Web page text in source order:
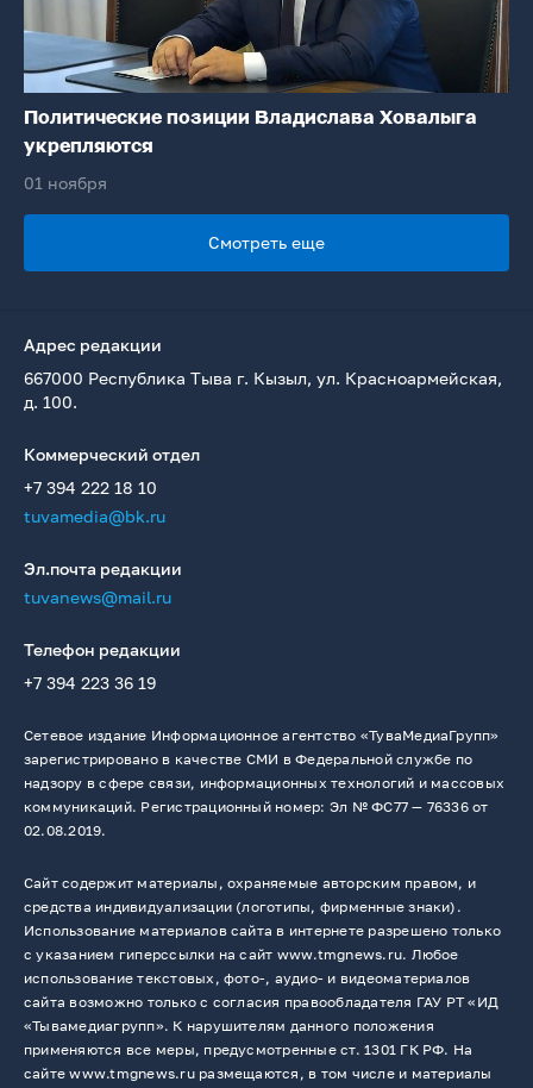
Политические позиции Владислава Ховалыга
укрепляются
01 ноября
Смотреть еще
Адрес редакции
667000 Республика Тыва г. Кызыл, ул. Красноармейская,
д. 100.
Коммерческий отдел
+7 394 222 18 10
tuvamedia@bk.ru
Эл.почта редакции
tuvanews@mail.ru
Телефон редакции
+7 394 223 36 19
Сетевое издание Информационное агентство «ТуваМедиаГрупп»
зарегистрировано в качестве СМИ в Федеральной службе по
надзору в сфере связи, информационных технологий и массовых
коммуникаций. Регистрационный номер: Эл № ФС77 — 76336 от
02.08.2019.
Сайт содержит материалы, охраняемые авторским правом, и
средства индивидуализации (логотипы, фирменные знаки).
Использование материалов сайта в интернете разрешено только
с указанием гиперссылки на сайт www.tmgnews.ru. Любое
использование текстовых, фото-, аудио- и видеоматериалов
сайта возможно только с согласия правообладателя ГАУ РТ «ИД
«Тывамедиагрупп». К нарушителям данного положения
применяются все меры, предусмотренные ст. 1301 ГК РФ. На
сайте www.tmgnews.ru размещаются, в том числе и материалы